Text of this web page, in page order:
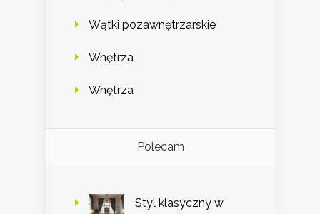
Wątki pozawnętrzarskie
Wnętrza
Wnętrza
Polecam
Styl klasyczny w